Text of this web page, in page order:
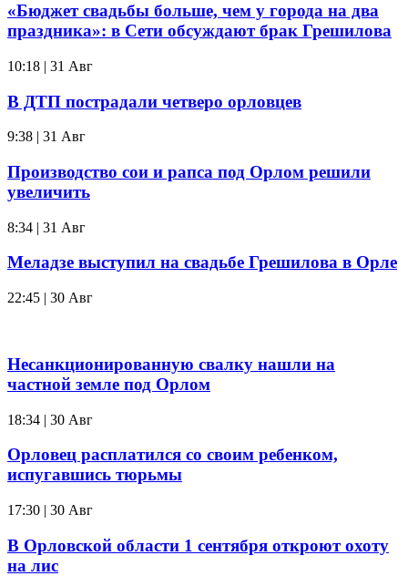
«Бюджет свадьбы больше, чем у города на два
праздника»: в Сети обсуждают брак Грешилова
10:18 | 31 Авг
В ДТП пострадали четверо орловцев
9:38 | 31 Авг
Производство сои и рапса под Орлом решили
увеличить
8:34 | 31 Авг
Меладзе выступил на свадьбе Грешилова в Орле
22:45 | 30 Авг
Несанкционированную свалку нашли на
частной земле под Орлом
18:34 | 30 Авг
Орловец расплатился со своим ребенком,
испугавшись тюрьмы
17:30 | 30 Авг
В Орловской области 1 сентября откроют охоту
на лис